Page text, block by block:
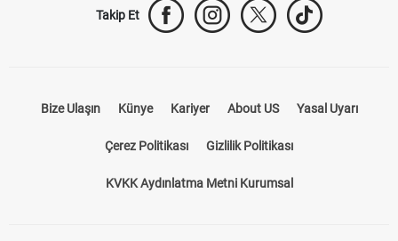
Takip Et
Bize Ulaşın Künye Kariyer About US Yasal Uyarı
Çerez Politikası Gizlilik Politikası
KVKK Aydınlatma Metni Kurumsal